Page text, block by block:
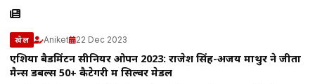
खेल Aniket 22 Dec 2023
एशिया बैडमिंटन सीनियर ओपन 2023: राजेश सिंह-अजय माथुर ने जीता
मैन्स डबल्स 50+ कैटेगरी में सिल्वर मेडल